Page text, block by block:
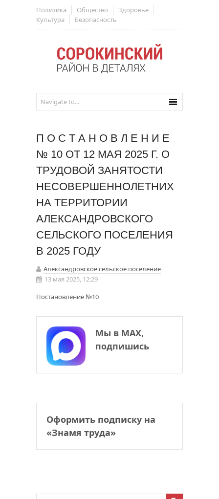
Политика Общество
Здоровье
Культура
Безопасность
П О С Т А Н О В Л Е Н И Е
№ 10 ОТ 12 МАЯ 2025 Г. О
ТРУДОВОЙ ЗАНЯТОСТИ
НЕСОВЕРШЕННОЛЕТНИХ
НА ТЕРРИТОРИИ
АЛЕКСАНДРОВСКОГО
СЕЛЬСКОГО ПОСЕЛЕНИЯ
В 2025 ГОДУ
Александровское сельское поселение
13 мая 2025, 12:29
Постановление №10
Мы в МАХ,
подпишись
Оформить подписку на
«Знамя труда»